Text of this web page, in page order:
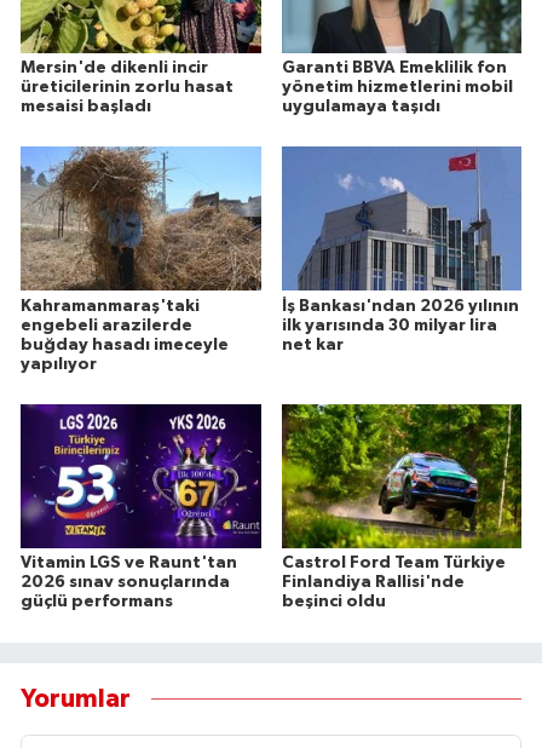
Mersin'de dikenli incir
üreticilerinin zorlu hasat
mesaisi başladı
Garanti BBVA Emeklilik fon
yönetim hizmetlerini mobil
uygulamaya taşıdı
Kahramanmaraş'taki
engebeli arazilerde
buğday hasadı imeceyle
yapılıyor
İş Bankası'ndan 2026 yılının
ilk yarısında 30 milyar lira
net kar
Vitamin LGS ve Raunt'tan
2026 sınav sonuçlarında
güçlü performans
Castrol Ford Team Türkiye
Finlandiya Rallisi'nde
beşinci oldu
Yorumlar